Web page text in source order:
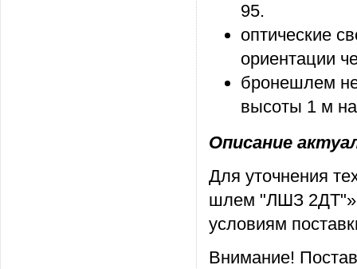
95.
оптические
ориентации
бронешлем
высоты 1 м
Описание
Для уточнения
шлем "ЛШЗ 2ДТ"»,
условиям
Внимание!